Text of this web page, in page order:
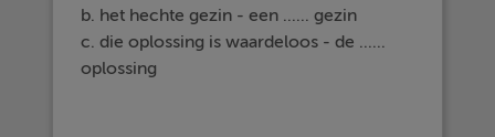
b. het hechte gezin - een ...... gezin
c. die oplossing is waardeloos - de ......
oplossing